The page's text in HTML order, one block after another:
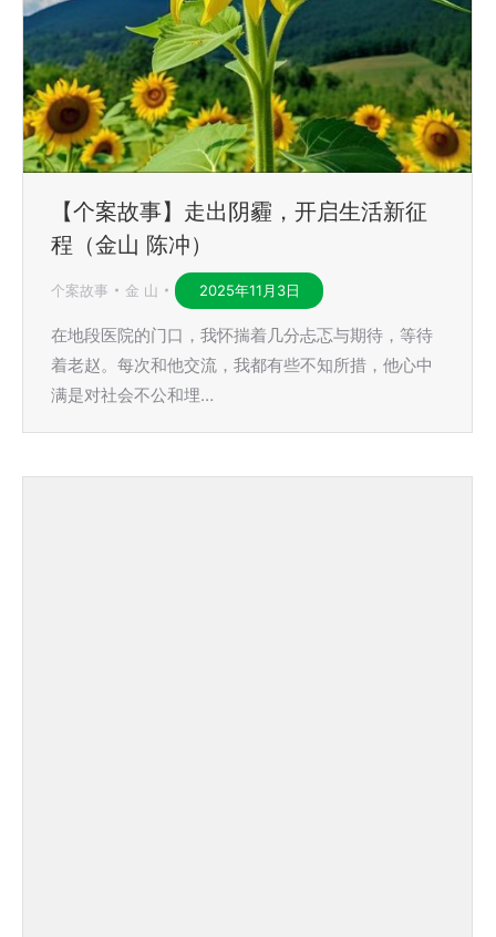
【个案故事】走出阴霾，开启生活新征
程（金山 陈冲）
个案故事 金 山 2025年11月3日
在地段医院的门口，我怀揣着几分忐忑与期待，等待
着老赵。每次和他交流，我都有些不知所措，他心中
满是对社会不公和埋…